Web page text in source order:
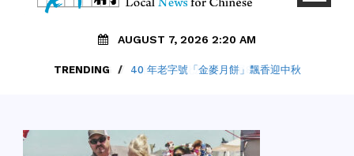
AUGUST 7, 2026 2:20 AM
TRENDING / 40 年老字號「金麥月餅」飄香迎中秋